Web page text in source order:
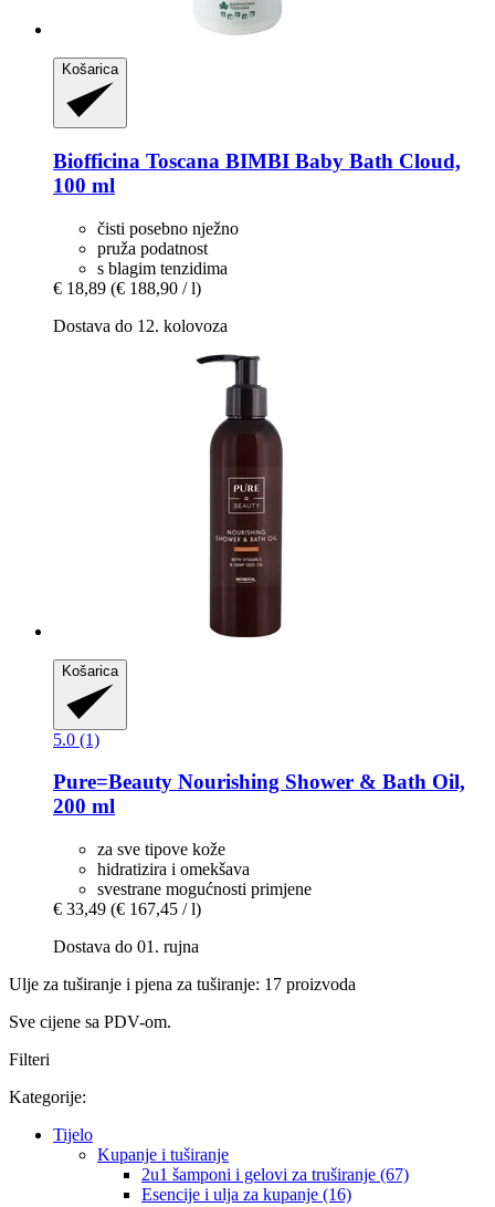
Košarica
Biofficina Toscana BIMBI Baby Bath Cloud,
100 ml
čisti posebno nježno
pruža podatnost
s blagim tenzidima
€ 18,89 (€ 188,90 / l)
Dostava do 12. kolovoza
Košarica
5.0 (1)
Pure=Beauty Nourishing Shower & Bath Oil,
200 ml
za sve tipove kože
hidratizira i omekšava
svestrane mogućnosti primjene
€ 33,49 (€ 167,45 / l)
Dostava do 01. rujna
Ulje za tuširanje i pjena za tuširanje: 17 proizvoda
Sve cijene sa PDV-om.
Filteri
Kategorije:
Tijelo
Kupanje i tuširanje
2u1 šamponi i gelovi za truširanje (67)
Esencije i ulja za kupanje (16)